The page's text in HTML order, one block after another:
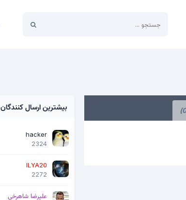
بیشترین ارسال کنندگان
hacker
2324
ILYA20
2272
علیرضا شاهرخی